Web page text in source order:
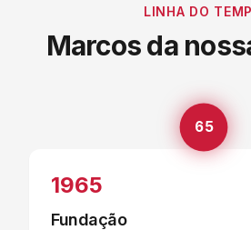
LINHA DO
Marcos da
1965
Fundação
65